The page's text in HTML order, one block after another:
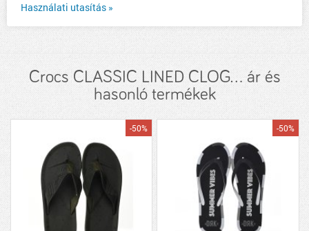
Használati utasítás »
Crocs CLASSIC LINED CLOG... ár és
hasonló termékek
-50% -50%